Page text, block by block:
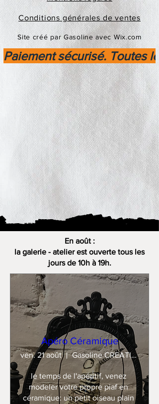
Conditions générales de ventes
Site créé par Gasoline avec Wix.com
Paiement sécurisé. Toutes
En août :
la galerie - atelier est ouverte tous les
jours de 10h à 19h.
Apéro Céramique
ven. 21 août Gasoline CREATION
le temps de l'apéritif, venez
modeler votre propre piaf en
céramique: un petit oiseau plain